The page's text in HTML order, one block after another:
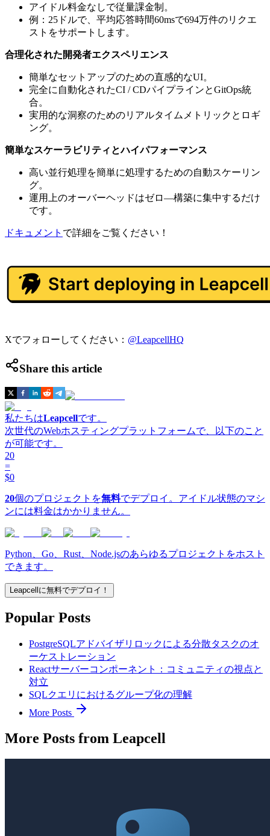
アイドル料金なしで従量課金制。
例：25ドルで、平均応答時間60msで694万件のリクエ
ストをサポートします。
合理化された開発者エクスペリエンス
簡単なセットアップのための直感的なUI。
完全に自動化されたCI / CDパイプラインとGitOps統
合。
実用的な洞察のためのリアルタイムメトリックとロギ
ング。
簡単なスケーラビリティとハイパフォーマンス
高い並行処理を簡単に処理するための自動スケーリン
グ。
運用上のオーバーヘッドはゼロ—構築に集中するだけ
です。
ドキュメント で詳細をご覧ください！
Xでフォローしてください： @LeapcellHQ
Share this article
私たちはLeapcellです。
次世代のWebホスティングプラットフォームで、以下のこと
が可能です。
20
=
$0
20個のプロジェクトを無料でデプロイ。アイドル状態のマシ
ンには料金はかかりません。
Python、Go、Rust、Node.jsのあらゆるプロジェクトをホスト
できます。
Leapcellに無料でデプロイ！
Popular Posts
PostgreSQLアドバイザリロックによる分散タスクのオ
ーケストレーション
Reactサーバーコンポーネント：コミュニティの視点と
対立
SQLクエリにおけるグループ化の理解
More Posts
More Posts from Leapcell